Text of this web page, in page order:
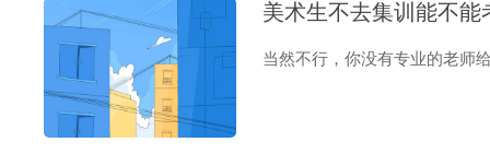
美术生不去集训能不
当然不行，你没有专业的老师